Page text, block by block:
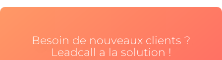
Besoin de nouveaux clients ?
Leadcall a la solution !